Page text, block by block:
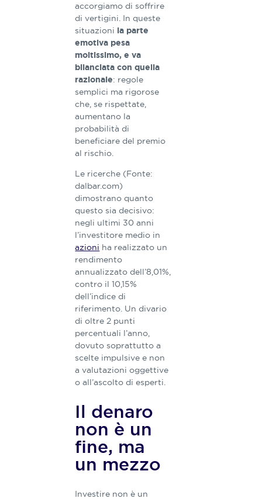
accorgiamo di soffrire
di vertigini. In queste
situazioni la parte
emotiva pesa
moltissimo, e va
bilanciata con quella
razionale: regole
semplici ma rigorose
che, se rispettate,
aumentano la
probabilità di
beneficiare del premio
al rischio.
Le ricerche (Fonte:
dalbar.com)
dimostrano quanto
questo sia decisivo:
negli ultimi 30 anni
l’investitore medio in
azioni ha realizzato un
rendimento
annualizzato dell’8,01%,
contro il 10,15%
dell’indice di
riferimento. Un divario
di oltre 2 punti
percentuali l’anno,
dovuto soprattutto a
scelte impulsive e non
a valutazioni oggettive
o all’ascolto di esperti.
Il denaro
non è un
fine, ma
un mezzo
Investire non è un